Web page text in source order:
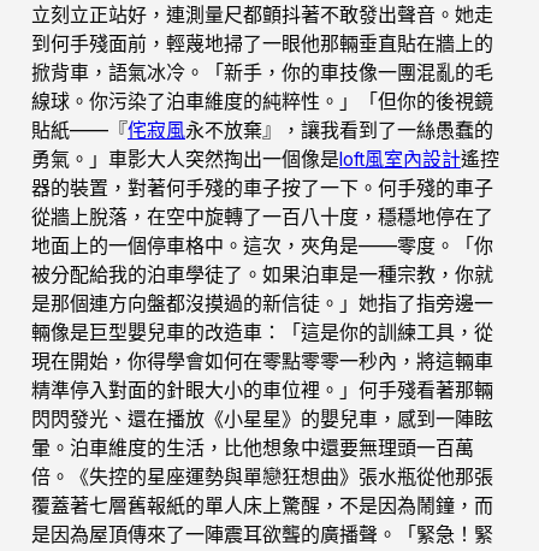
立刻立正站好，連測量尺都顫抖著不敢發出聲音。她走
到何手殘面前，輕蔑地掃了一眼他那輛垂直貼在牆上的
掀背車，語氣冰冷。「新手，你的車技像一團混亂的毛
線球。你污染了泊車維度的純粹性。」「但你的後視鏡
貼紙——『侘寂風永不放棄』，讓我看到了一絲愚蠢的
勇氣。」車影大人突然掏出一個像是loft風室內設計遙控
器的裝置，對著何手殘的車子按了一下。何手殘的車子
從牆上脫落，在空中旋轉了一百八十度，穩穩地停在了
地面上的一個停車格中。這次，夾角是——零度。「你
被分配給我的泊車學徒了。如果泊車是一種宗教，你就
是那個連方向盤都沒摸過的新信徒。」她指了指旁邊一
輛像是巨型嬰兒車的改造車：「這是你的訓練工具，從
現在開始，你得學會如何在零點零零一秒內，將這輛車
精準停入對面的針眼大小的車位裡。」何手殘看著那輛
閃閃發光、還在播放《小星星》的嬰兒車，感到一陣眩
暈。泊車維度的生活，比他想象中還要無理頭一百萬
倍。《失控的星座運勢與單戀狂想曲》張水瓶從他那張
覆蓋著七層舊報紙的單人床上驚醒，不是因為鬧鐘，而
是因為屋頂傳來了一陣震耳欲聾的廣播聲。「緊急！緊